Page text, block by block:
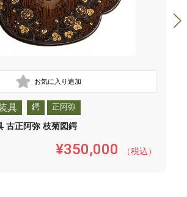
具 鍔 正阿弥
古正阿弥 枝菊図鍔
¥350,000 （税込）